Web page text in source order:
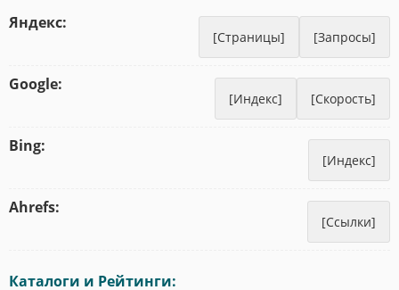
Яндекс:
[Страницы] [Запросы]
Google:
[Индекс] [Скорость]
Bing:
[Индекс]
Ahrefs:
[Ссылки]
Каталоги и Рейтинги: